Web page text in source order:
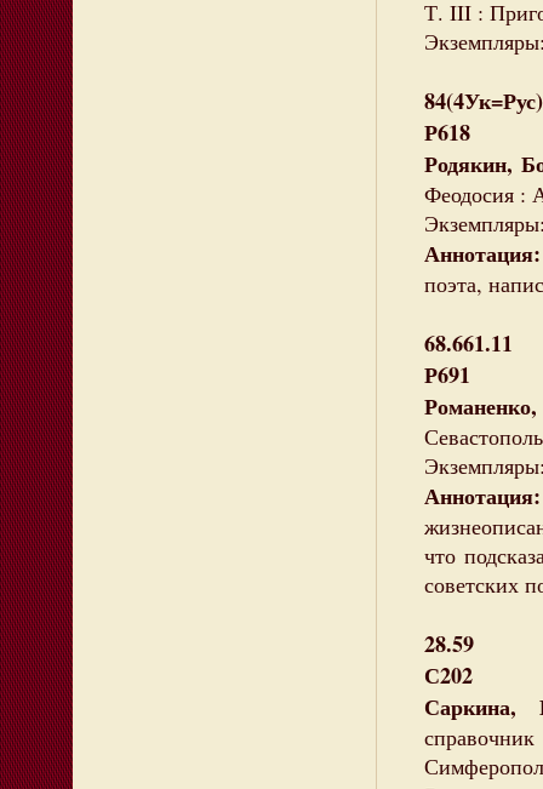
Т. III :
Р618
Родякин,
Феодосия :
поэта,
68.661.11
Р691
Аннотация:
что
советских
28.59
С202
Саркина,